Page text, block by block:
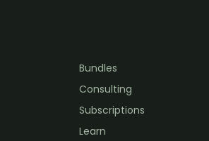
Bundles
Consulting
Subscriptions
Learn